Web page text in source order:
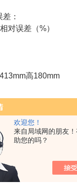
欢迎您！
来自局域网的朋友
助您的吗？
：
对误差（%）
高180mm